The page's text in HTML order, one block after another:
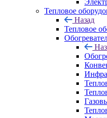
Тепловое
Назад
Тепловое